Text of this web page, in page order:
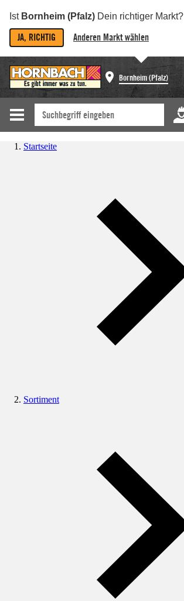
Ist Bornheim (Pfalz) Dein richtiger Markt?
JA, RICHTIG Anderen Markt wählen
Bornheim (Pfalz)
Startseite
Sortiment